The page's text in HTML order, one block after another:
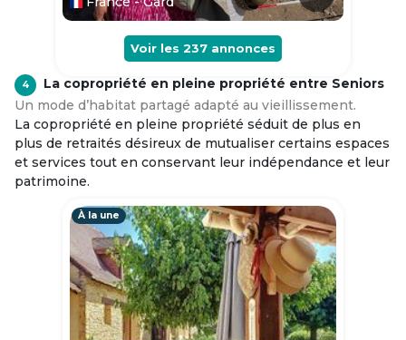
Voir les 237 annonces
4
La copropriété en pleine propriété entre Seniors
Un mode d’habitat partagé adapté au vieillissement.
La copropriété en pleine propriété séduit de plus en
plus de retraités désireux de mutualiser certains espaces
et services tout en conservant leur indépendance et leur
patrimoine.
À la une